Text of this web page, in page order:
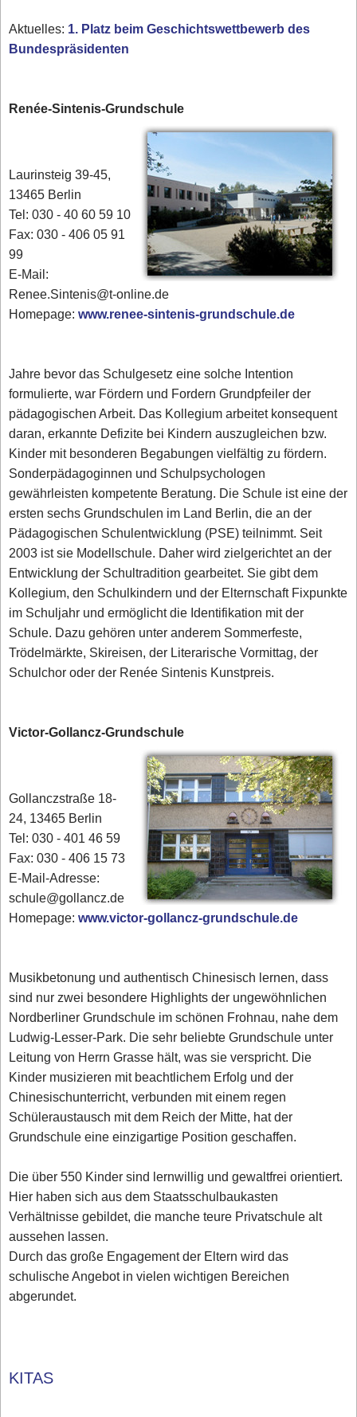
Aktuelles: 1. Platz beim Geschichtswettbewerb des
Bundespräsidenten
Renée-Sintenis-Grundschule
Laurinsteig 39-45,
13465 Berlin
Tel: 030 - 40 60 59 10
Fax: 030 - 406 05 91
99
E-Mail:
Renee.Sintenis@t-online.de
Homepage:www.renee-sintenis-grundschule.de
Jahre bevor das Schulgesetz eine solche Intention
formulierte, war Fördern und Fordern Grundpfeiler der
pädagogischen Arbeit. Das Kollegium arbeitet konsequent
daran, erkannte Defizite bei Kindern auszugleichen bzw.
Kinder mit besonderen Begabungen vielfältig zu fördern.
Sonderpädagoginnen und Schulpsychologen
gewährleisten kompetente Beratung. Die Schule ist eine der
ersten sechs Grundschulen im Land Berlin, die an der
Pädagogischen Schulentwicklung (PSE) teilnimmt. Seit
2003 ist sie Modellschule. Daher wird zielgerichtet an der
Entwicklung der Schultradition gearbeitet. Sie gibt dem
Kollegium, den Schulkindern und der Elternschaft Fixpunkte
im Schuljahr und ermöglicht die Identifikation mit der
Schule. Dazu gehören unter anderem Sommerfeste,
Trödelmärkte, Skireisen, der Literarische Vormittag, der
Schulchor oder der Renée Sintenis Kunstpreis.
Victor-Gollancz-Grundschule
Gollanczstraße 18-
24, 13465 Berlin
Tel: 030 - 401 46 59
Fax: 030 - 406 15 73
E-Mail-Adresse:
schule@gollancz.de
Homepage:www.victor-gollancz-grundschule.de
Musikbetonung und authentisch Chinesisch lernen, dass
sind nur zwei besondere Highlights der ungewöhnlichen
Nordberliner Grundschule im schönen Frohnau, nahe dem
Ludwig-Lesser-Park. Die sehr beliebte Grundschule unter
Leitung von Herrn Grasse hält, was sie verspricht. Die
Kinder musizieren mit beachtlichem Erfolg und der
Chinesischunterricht, verbunden mit einem regen
Schüleraustausch mit dem Reich der Mitte, hat der
Grundschule eine einzigartige Position geschaffen.
Die über 550 Kinder sind lernwillig und gewaltfrei orientiert.
Hier haben sich aus dem Staatsschulbaukasten
Verhältnisse gebildet, die manche teure Privatschule alt
aussehen lassen.
Durch das große Engagement der Eltern wird das
schulische Angebot in vielen wichtigen Bereichen
abgerundet.
KITAS